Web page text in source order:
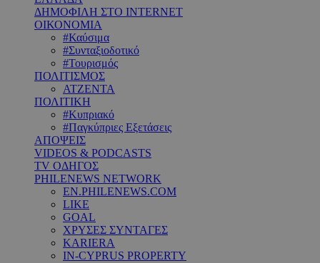
ΔΗΜΟΦΙΛΗ ΣΤΟ INTERNET
ΟΙΚΟΝΟΜΙΑ
#Καύσιμα
#Συνταξιοδοτικό
#Τουρισμός
ΠΟΛΙΤΙΣΜΟΣ
ΑΤΖΕΝΤΑ
ΠΟΛΙΤΙΚΗ
#Κυπριακό
#Παγκύπριες Εξετάσεις
ΑΠΟΨΕΙΣ
VIDEOS & PODCASTS
TV ΟΔΗΓΟΣ
PHILENEWS NETWORK
EN.PHILENEWS.COM
LIKE
GOAL
ΧΡΥΣΕΣ ΣΥΝΤΑΓΕΣ
KARIERA
IN-CYPRUS PROPERTY